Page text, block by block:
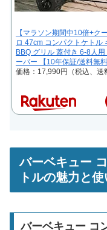
【マラソン期間中10倍+ク
ロ 47cm コンパクトケトル
BBQ グリル 蓋付き 6-8人
ーバー 【10年保証/送料無料
価格：17,990円（税込、送
バーベキュー
トルの魅力と
バーベキュー コ